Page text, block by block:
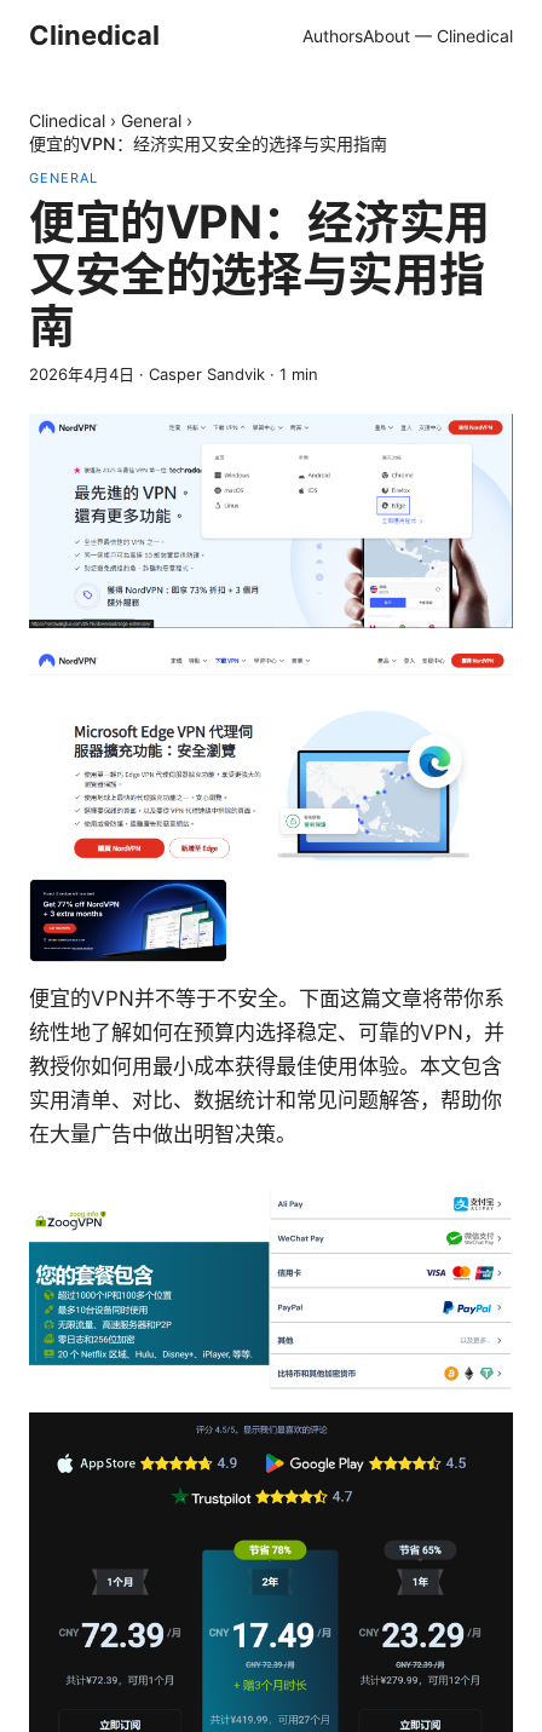
Clinedical AuthorsAbout — Clinedical
Clinedical › General ›
便宜的VPN：经济实用又安全的选择与实用指南
GENERAL
便宜的VPN：经济实用
又安全的选择与实用指
南
2026年4月4日 · Casper Sandvik · 1 min
便宜的VPN并不等于不安全。下面这篇文章将带你系
统性地了解如何在预算内选择稳定、可靠的VPN，并
教授你如何用最小成本获得最佳使用体验。本文包含
实用清单、对比、数据统计和常见问题解答，帮助你
在大量广告中做出明智决策。